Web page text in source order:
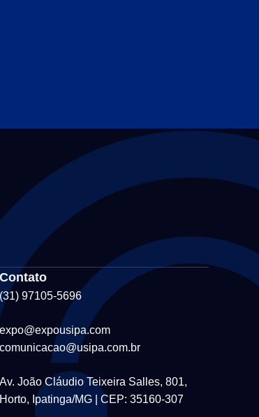
Contato
(31) 97105-5696
expo@expousipa.com
comunicacao@usipa.com.br
Av. João Cláudio Teixeira Salles, 801,
Horto, Ipatinga/MG | CEP: 35160-307